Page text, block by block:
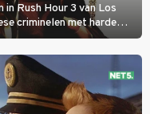
in Rush Hour 3 van Los
criminelen met harde